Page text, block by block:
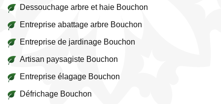
Dessouchage arbre et haie Bouchon
Entreprise abattage arbre Bouchon
Entreprise de jardinage Bouchon
Artisan paysagiste Bouchon
Entreprise élagage Bouchon
Défrichage Bouchon